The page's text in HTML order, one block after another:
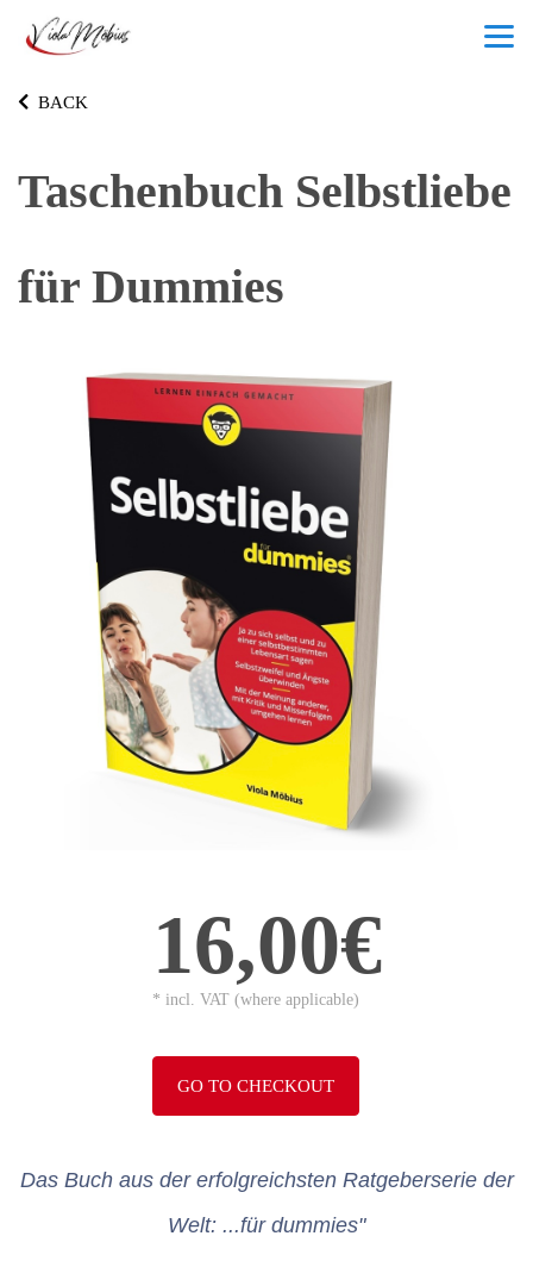
BACK
Taschenbuch Selbstliebe
für Dummies
16,00€
* incl. VAT (where applicable)
GO TO CHECKOUT
Das Buch aus der erfolgreichsten Ratgeberserie der
Welt: ...für dummies"